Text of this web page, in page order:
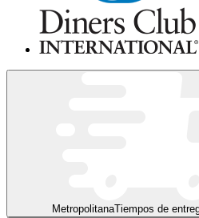
MetropolitanaTiempos de